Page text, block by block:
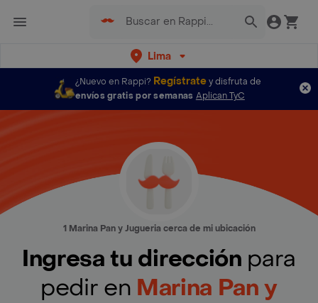
Lima
¿Nuevo en Rappi? Regístratey disfruta de
envíos gratis por semanas Aplican TyC
1 Marina Pan y Jugueria cerca de mi ubicación
Ingresa tu dirección para
pedir en Marina Pan y